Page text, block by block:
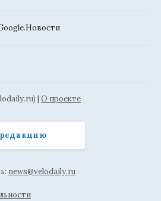
| О проекте
news@velodaily.ru